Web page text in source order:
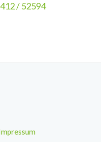
/ 52594